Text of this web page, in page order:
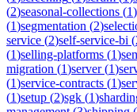
(2)seasonal-collections (1)
(1)segmentation (2)
service (2)self-service-bi (
(1)selling-platforms (1)
migration (1)server(1)
(1)service-contracts (1)
(1)setup (2)sgk (1)